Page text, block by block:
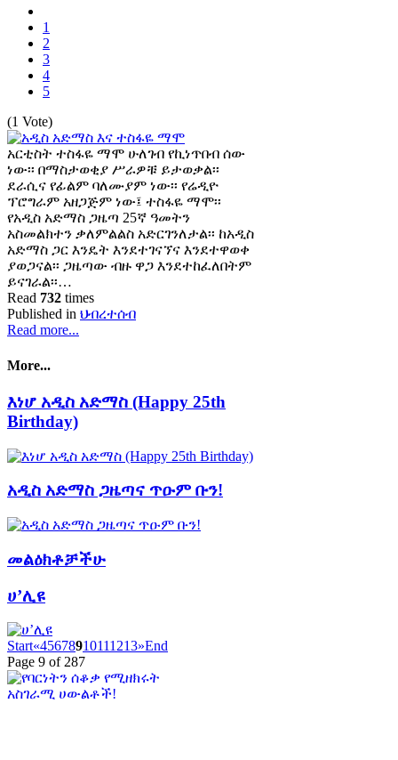
1
2
3
4
5
(1 Vote)
አርቲስት ተስፋዬ ማሞ ሁለገብ የኪነጥበብ ሰው
ነው፡፡ በማስታወቂያ ሥራዎቹ ይታወቃል፡፡
ደራሲና የፊልም ባለሙያም ነው፡፡ የሬዲዮ
ፕሮግራም አዘጋጅም ነው፤ ተስፋዬ ማሞ፡፡
የአዲስ አድማስ ጋዜጣ 25ኛ ዓመትን
አስመልክተን ቃለምልልስ አድርገንለታል፡፡ ከአዲስ
አድማስ ጋር እንዴት እንደተገናኘና እንደተዋወቀ
ያወጋናል፡፡ ጋዜጣው ብዙ ዋጋ እንደተከፈለበትም
ይናገራል፡፡…
Read 732 times
Published in ህብረተሰብ
Read more...
More...
እነሆ አዲስ አድማስ (Happy 25th
Birthday)
አዲስ አድማስ ጋዜጣና ጥዑም ቡን!
መልዕክቶቻችሁ
ሀ’ሊዩ
Start«45678910111213»End
Page 9 of 287